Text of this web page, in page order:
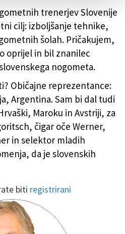
trenerjev Slovenije
cilj: izboljšanje tehnike,
šolah. Pričakujem,
oprijel in bil znanilec
nogometa.
Običajne reprezentance:
Argentina. Sam bi dal tudi
Maroku in Avstriji, za
čigar oče Werner,
in selektor mladih
da je slovenskih
biti registrirani